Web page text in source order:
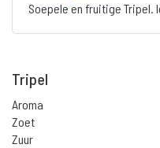
Soepele en fruitige Tripel.
Tripel
Aroma
Zoet
Zuur